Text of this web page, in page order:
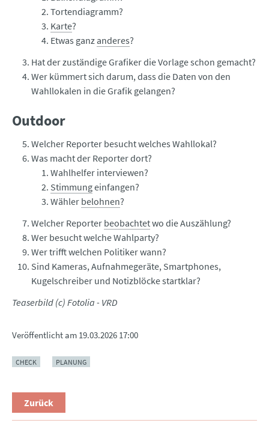
Tortendiagramm?
Karte?
Etwas ganz anderes?
Hat der zuständige Grafiker die Vorlage schon gemacht?
Wer kümmert sich darum, dass die Daten von den
Wahllokalen in die Grafik gelangen?
Outdoor
Welcher Reporter besucht welches Wahllokal?
Was macht der Reporter dort?
Wahlhelfer interviewen?
Stimmungeinfangen?
Wähler belohnen?
Welcher Reporter beobachtetwo die Auszählung?
Wer besucht welche Wahlparty?
Wer trifft welchen Politiker wann?
Sind Kameras, Aufnahmegeräte, Smartphones,
Kugelschreiber und Notizblöcke startklar?
Teaserbild (c) Fotolia - VRD
Veröffentlicht am 19.03.2026 17:00
CHECK PLANUNG
Zurück